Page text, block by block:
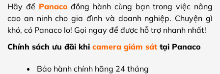
Hãy để Panaco đồng hành cùng bạn trong việc nâng
cao an ninh cho gia đình và doanh nghiệp. Chuyện gì
khó, có Panaco lo! Gọi ngay để được hỗ trợ nhanh nhất!
Chính sách ưu đãi khi camera giám sát tại Panaco
Bảo hành chính hãng 24 tháng